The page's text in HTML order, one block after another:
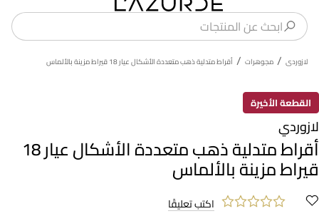
لازوردى / مجوهرات / أقراط متدلية ذهب متعددة الأشكال عيار 18 قيراط مزينة بالألماس
القطعة الأخيرة
لازوردي
أقراط متدلية ذهب متعددة الأشكال عيار 18
قيراط مزينة بالألماس
اكتب تعليقًا